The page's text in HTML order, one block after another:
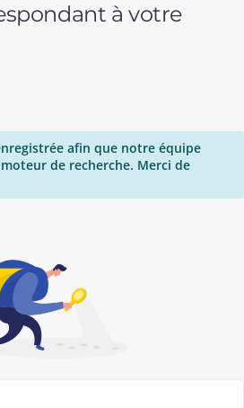
à votre
afin que notre équipe
de recherche. Merci de